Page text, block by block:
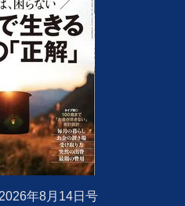
年8月14日号